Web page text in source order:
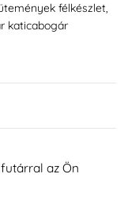
félkészlet,
katicabogár
az Ön